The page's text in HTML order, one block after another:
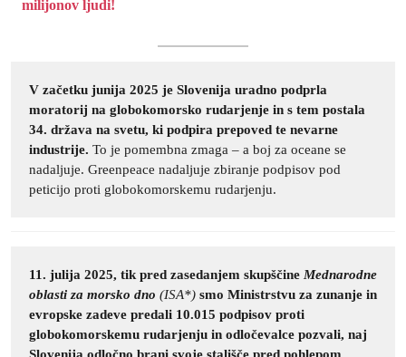
milijonov ljudi!
V začetku junija 2025 je Slovenija uradno podprla
moratorij na globokomorsko rudarjenje in s tem postala
34. država na svetu, ki podpira prepoved te nevarne
industrije. To je pomembna zmaga – a boj za oceane se
nadaljuje. Greenpeace nadaljuje zbiranje podpisov pod
peticijo proti globokomorskemu rudarjenju.
11. julija 2025, tik pred zasedanjem skupščine Mednarodne
oblasti za morsko dno (ISA*) smo Ministrstvu za zunanje in
evropske zadeve predali 10.015 podpisov proti
globokomorskemu rudarjenju in odločevalce pozvali, naj